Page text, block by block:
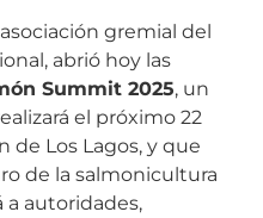
gremial del
abrió hoy las
Summit 2025, un
el próximo 22
de Los Lagos, y que
de la salmonicultura
a autoridades,